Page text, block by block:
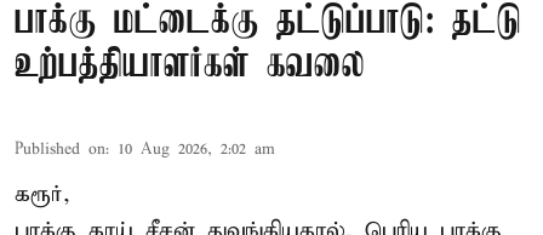
பாக்கு மட்டைக்கு தட்டுப்பாடு: தட்டு
உற்பத்தியாளர்கள் கவலை
Published on: 10 Aug 2026, 2:02 am
கரூர்,